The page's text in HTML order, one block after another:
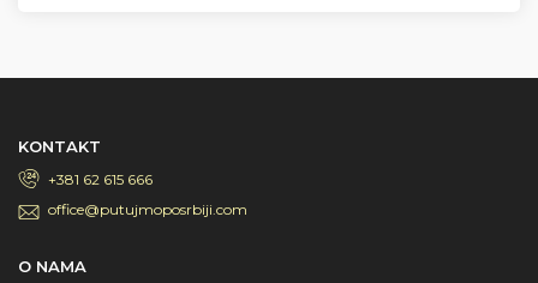
KONTAKT
+381 62 615 666
office@putujmoposrbiji.com
O NAMA